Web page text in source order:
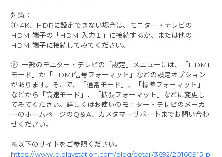
対策：
① 4K、HDRに設定できない場合は、モニター・テレビの
HDMI端子の「HDMI入力１」に接続するか、または他の
HDMI端子に接続してみてください。
② 一部のモニター・テレビの「設定」メニューには、「HDMI
モード」か「HDMI信号フォーマット」などの設定オプション
があります。そこで、「通常モード」、「標準フォーマット」
などから「高速モード」、「拡張フォーマット」などに変更し
てみてください。詳しくはお使いのモニター・テレビのメーカ
ーのホームページのQ＆A、カスタマーサポートまでお問い合わ
せください。
※以下のサイトをご参照ください。
https://www.jp.playstation.com/blog/detail/3692/20160915-p